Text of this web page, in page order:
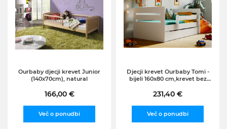
Ourbaby djecji krevet Junior
(140x70cm), natural
166,00 €
Več o ponudbi
Djecji krevet Ourbaby Tomi -
bijeli 160x80 cm,krevet bez
231,40 €
Več o ponudbi